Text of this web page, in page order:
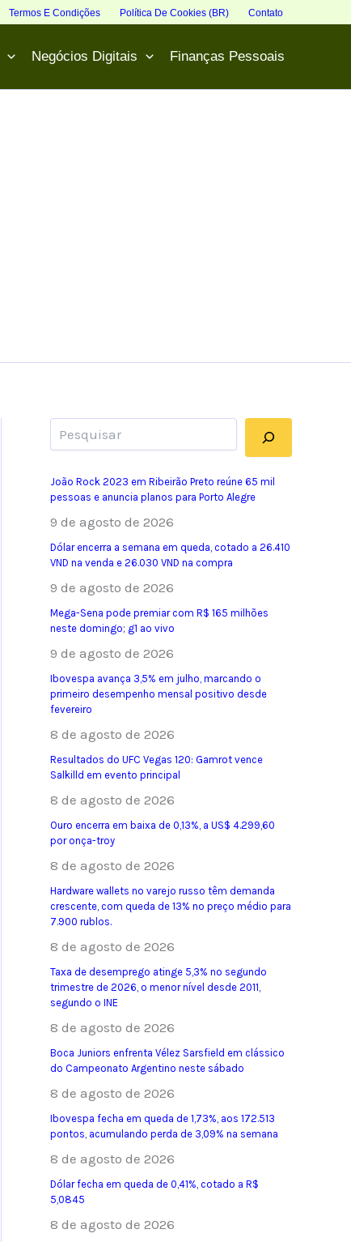
Termos E Condições Política De Cookies (BR) Contato
Negócios Digitais Finanças Pessoais
João Rock 2023 em Ribeirão Preto reúne 65 mil
pessoas e anuncia planos para Porto Alegre
9 de agosto de 2026
Dólar encerra a semana em queda, cotado a 26.410
VND na venda e 26.030 VND na compra
9 de agosto de 2026
Mega-Sena pode premiar com R$ 165 milhões
neste domingo; g1 ao vivo
9 de agosto de 2026
Ibovespa avança 3,5% em julho, marcando o
primeiro desempenho mensal positivo desde
fevereiro
8 de agosto de 2026
Resultados do UFC Vegas 120: Gamrot vence
Salkilld em evento principal
8 de agosto de 2026
Ouro encerra em baixa de 0,13%, a US$ 4.299,60
por onça-troy
8 de agosto de 2026
Hardware wallets no varejo russo têm demanda
crescente, com queda de 13% no preço médio para
7.900 rublos.
8 de agosto de 2026
Taxa de desemprego atinge 5,3% no segundo
trimestre de 2026, o menor nível desde 2011,
segundo o INE
8 de agosto de 2026
Boca Juniors enfrenta Vélez Sarsfield em clássico
do Campeonato Argentino neste sábado
8 de agosto de 2026
Ibovespa fecha em queda de 1,73%, aos 172.513
pontos, acumulando perda de 3,09% na semana
8 de agosto de 2026
Dólar fecha em queda de 0,41%, cotado a R$
5,0845
8 de agosto de 2026